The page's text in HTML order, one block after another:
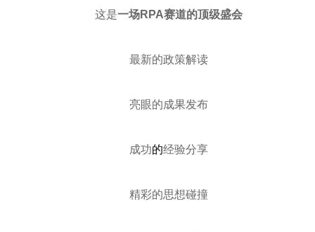
这是一场RPA赛道的顶级盛会
最新的政策解读
亮眼的成果发布
成功的经验分享
精彩的思想碰撞